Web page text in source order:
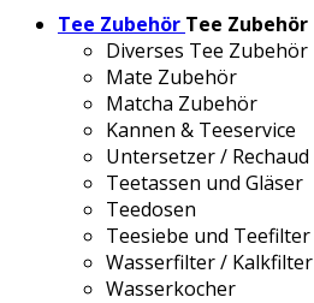
Tee Zubehör Tee Zubehör
Diverses Tee Zubehör
Mate Zubehör
Matcha Zubehör
Kannen & Teeservice
Untersetzer / Rechaud
Teetassen und Gläser
Teedosen
Teesiebe und Teefilter
Wasserfilter / Kalkfilter
Wasserkocher